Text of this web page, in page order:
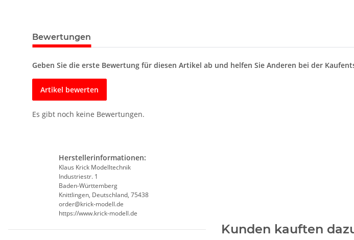
Bewertungen
Geben Sie die erste Bewertung für diesen Artikel ab und helfen Sie Anderen bei der
Artikel bewerten
Es gibt noch keine Bewertungen.
Herstellerinformationen:
Klaus Krick Modelltechnik
Industriestr. 1
Baden-Württemberg
Knittlingen, Deutschland, 75438
order@krick-modell.de
https://www.krick-modell.de
Kunden kauften